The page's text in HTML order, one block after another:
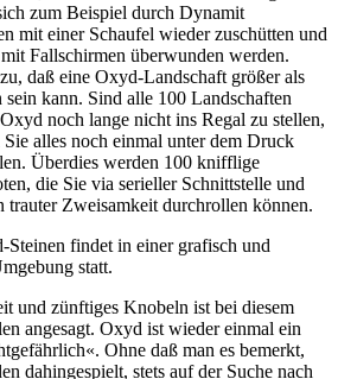
zum Beispiel durch Dynamit
mit einer Schaufel wieder zuschütten und
Fallschirmen überwunden werden.
daß eine Oxyd-Landschaft größer als
kann. Sind alle 100 Landschaften
noch lange nicht ins Regal zu stellen,
alles noch einmal unter dem Druck
Überdies werden 100 knifflige
die Sie via serieller Schnittstelle und
Zweisamkeit durchrollen können.
findet in einer grafisch und
statt.
und zünftiges Knobeln ist bei diesem
angesagt. Oxyd ist wieder einmal ein
Ohne daß man es bemerkt,
dahingespielt, stets auf der Suche nach